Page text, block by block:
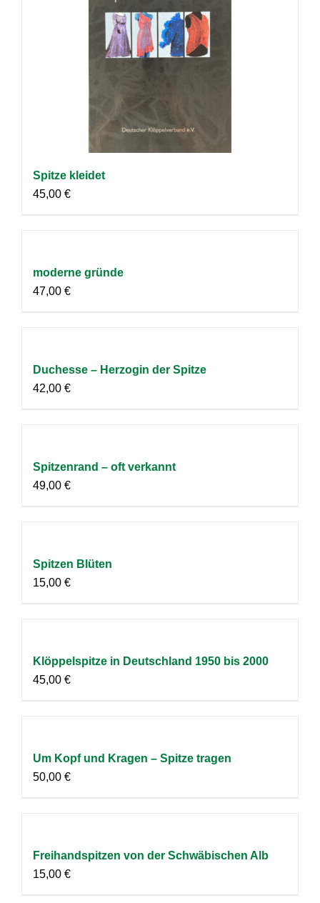
Spitze kleidet
45,00 €
moderne gründe
47,00 €
Duchesse – Herzogin der Spitze
42,00 €
Spitzenrand – oft verkannt
49,00 €
Spitzen Blüten
15,00 €
Klöppelspitze in Deutschland 1950 bis 2000
45,00 €
Um Kopf und Kragen – Spitze tragen
50,00 €
Freihandspitzen von der Schwäbischen Alb
15,00 €